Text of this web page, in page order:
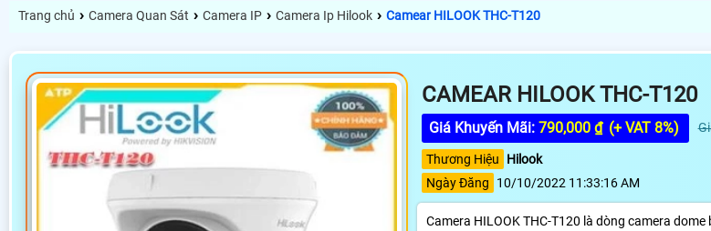
Trang chủ › Camera Quan Sát › Camera IP › Camera Ip Hilook › Camear HILOOK THC-T120
CAMEAR HILOOK THC-T120
Giá Khuyến Mãi: 790,000 ₫ (+ VAT 8%)
Thương Hiệu
Hilook
Ngày Đăng
10/10/2022 11:33:16 AM
Camera HILOOK THC-T120 là dòng camera